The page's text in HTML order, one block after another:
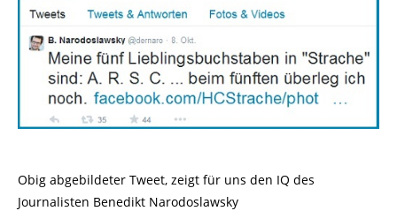
Obig abgebildeter Tweet, zeigt für uns den IQ des
Journalisten Benedikt Narodoslawsky